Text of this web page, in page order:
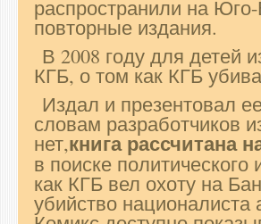
распространили на
повторные издания.
В 2008 году для детей
КГБ, о том как КГБ
Издал и презентовал
словам разработчиков
нет,книга рассчитана
в поиске
как КГБ вел охоту на
убийство